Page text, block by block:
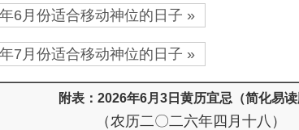
6月份适合移动神位的日子 »
7月份适合移动神位的日子 »
附表：2026年6月3日黄历宜忌（简化易读
（农历二〇二六年四月十八）